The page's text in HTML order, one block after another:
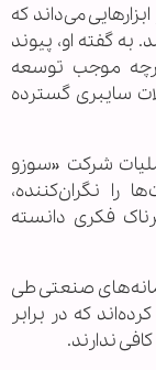
می‌داند که
به گفته او، پیوند
موجب توسعه
سایبری گسترده
شرکت «سوزو
درصدی شرکت‌ها را نگران‌کننده،
فکری دانسته
صنعتی طی
که در برابر
ندارند.